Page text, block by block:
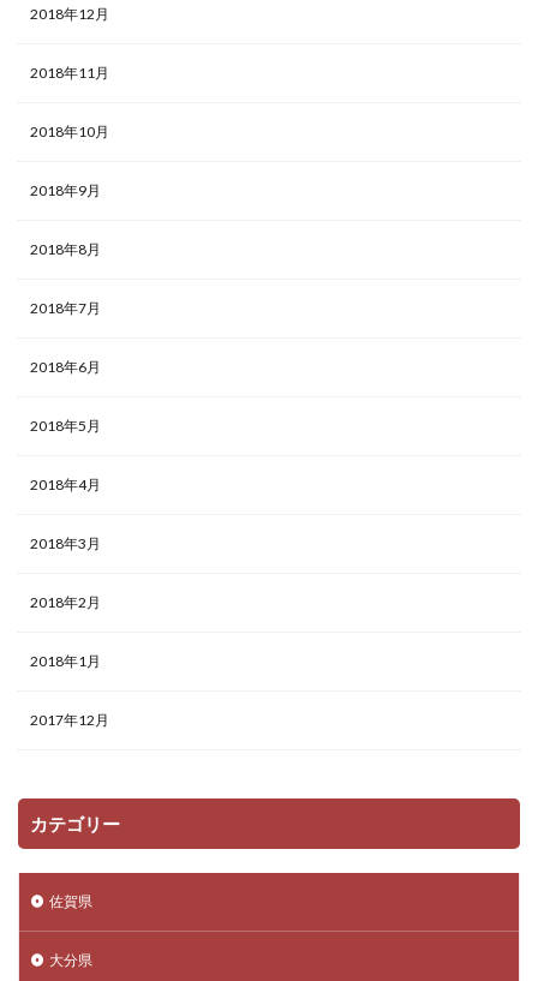
2018年12月
2018年11月
2018年10月
2018年9月
2018年8月
2018年7月
2018年6月
2018年5月
2018年4月
2018年3月
2018年2月
2018年1月
2017年12月
カテゴリー
佐賀県
大分県